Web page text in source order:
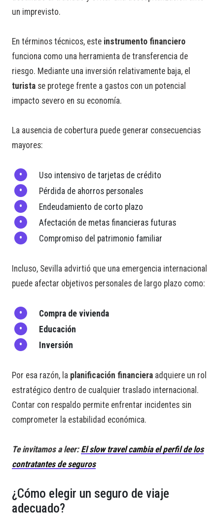
un imprevisto.
En términos técnicos, este instrumento financiero
funciona como una herramienta de transferencia de
riesgo. Mediante una inversión relativamente baja, el
turista se protege frente a gastos con un potencial
impacto severo en su economía.
La ausencia de cobertura puede generar consecuencias
mayores:
Uso intensivo de tarjetas de crédito
Pérdida de ahorros personales
Endeudamiento de corto plazo
Afectación de metas financieras futuras
Compromiso del patrimonio familiar
Incluso, Sevilla advirtió que una emergencia internacional
puede afectar objetivos personales de largo plazo como:
Compra de vivienda
Educación
Inversión
Por esa razón, la planificación financiera adquiere un rol
estratégico dentro de cualquier traslado internacional.
Contar con respaldo permite enfrentar incidentes sin
comprometer la estabilidad económica.
Te invitamos a leer: El slow travel cambia el perfil de los
contratantes de seguros
¿Cómo elegir un seguro de viaje
adecuado?